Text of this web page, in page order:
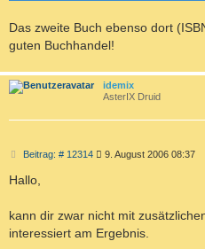
Das zweite Buch ebenso dort
guten Buchhandel!
idemix
AsterIX Druid
Beitrag: # 12314B
a
g
9. August 2006 08:37
Hallo,
kann dir zwar nicht mit
interessiert am Ergebnis.